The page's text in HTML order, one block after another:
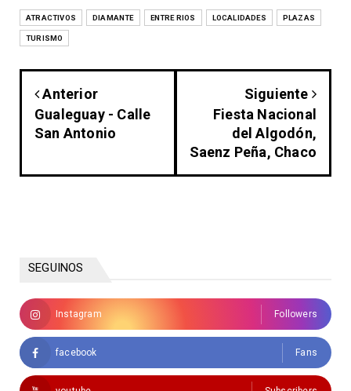
ATRACTIVOS DIAMANTE ENTRE RIOS LOCALIDADES PLAZAS
TURISMO
Anterior
Gualeguay - Calle
San Antonio
Siguiente
Fiesta Nacional
del Algodón,
Saenz Peña, Chaco
SEGUINOS
Instagram Followers
facebook Fans